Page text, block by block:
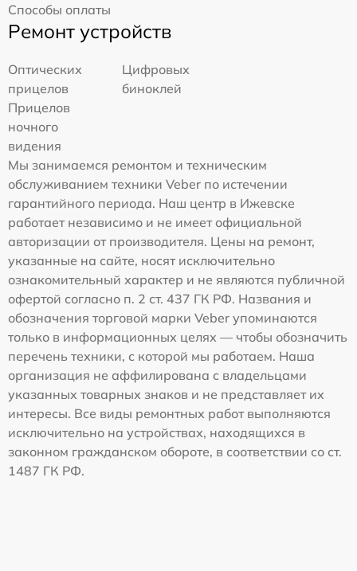
Способы оплаты
Ремонт устройств
Оптических
прицелов
Цифровых
биноклей
Прицелов
ночного
видения
Мы занимаемся ремонтом и техническим
обслуживанием техники Veber по истечении
гарантийного периода. Наш центр в Ижевске
работает независимо и не имеет официальной
авторизации от производителя. Цены на ремонт,
указанные на сайте, носят исключительно
ознакомительный характер и не являются публичной
офертой согласно п. 2 ст. 437 ГК РФ. Названия и
обозначения торговой марки Veber упоминаются
только в информационных целях — чтобы обозначить
перечень техники, с которой мы работаем. Наша
организация не аффилирована с владельцами
указанных товарных знаков и не представляет их
интересы. Все виды ремонтных работ выполняются
исключительно на устройствах, находящихся в
законном гражданском обороте, в соответствии со ст.
1487 ГК РФ.